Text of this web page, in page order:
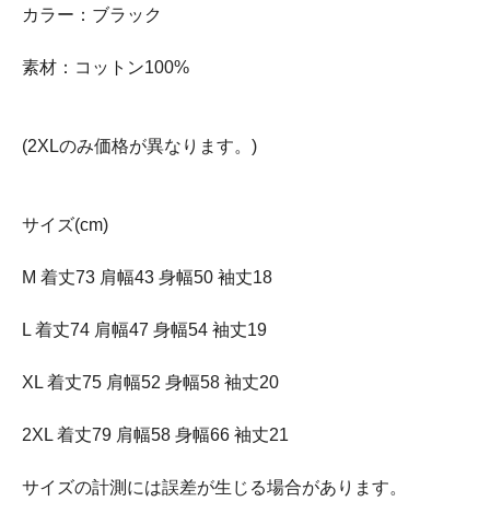
カラー：ブラック
素材：コットン100%
(2XLのみ価格が異なります。)
サイズ(cm)
M 着丈73 肩幅43 身幅50 袖丈18
L 着丈74 肩幅47 身幅54 袖丈19
XL 着丈75 肩幅52 身幅58 袖丈20
2XL 着丈79 肩幅58 身幅66 袖丈21
サイズの計測には誤差が生じる場合があります。